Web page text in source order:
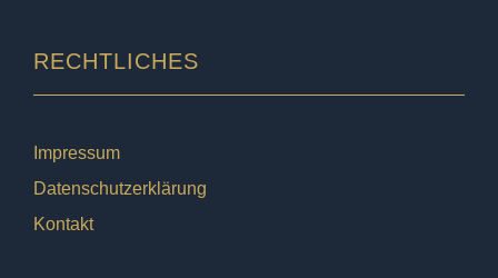
RECHTLICHES
Impressum
Datenschutzerklärung
Kontakt